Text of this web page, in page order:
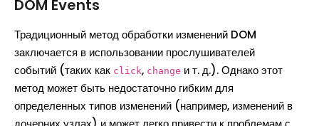
DOM Events
Традиционный метод обработки изменений DOM
заключается в использовании прослушивателей
событий (таких как click, change и т. д.). Однако этот
метод может быть недостаточно гибким для
определенных типов изменений (например, изменений в